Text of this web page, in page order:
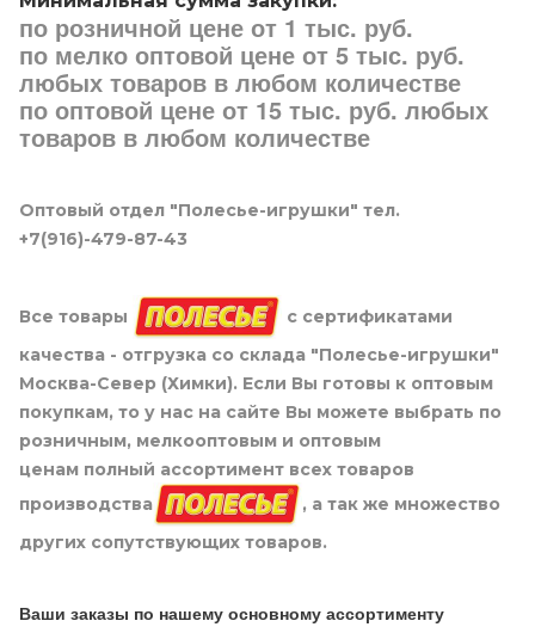
по розничной цене от 1 тыс. руб.
по мелко оптовой цене от 5 тыс. руб.
любых товаров в любом количестве
по оптовой цене от 15 тыс. руб. любых
товаров в любом количестве
Оптовый отдел "Полесье-игрушки" тел.
+7(916)-479-87-43
Все товары
с сертификатами
качества - отгрузка со склада "Полесье-игрушки"
Москва-Север (Химки). Если Вы готовы к оптовым
покупкам, то у нас на сайте Вы можете выбрать по
розничным, мелкооптовым и оптовым
ценам полный ассортимент всех товаров
производства
, а так же множество
других сопутствующих товаров.
Ваши заказы по нашему основному ассортименту